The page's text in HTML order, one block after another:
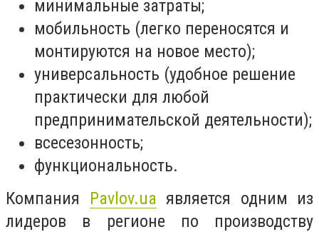
минимальные затраты;
мобильность (легко переносятся и
монтируются на новое место);
универсальность (удобное решение
практически для любой
предпринимательской деятельности);
всесезонность;
функциональность.
Компания Pavlov.ua является одним из
лидеров в регионе по производству